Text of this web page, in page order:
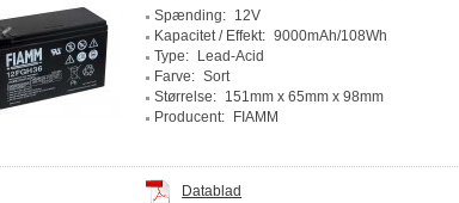
Spænding:
12V
Kapacitet / Effekt: 9000mAh/108Wh
Type:
Lead-Acid
Farve: Sort
Størrelse:
151mm x 65mm x 98mm
Producent:
FIAMM
Datablad